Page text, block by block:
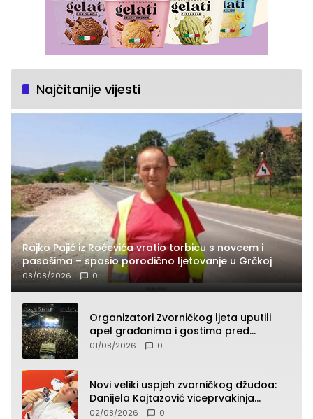
Najčitanije vijesti
Rajko Pajić iz Roćevića vratio torbicu s novcem i
pasošima – spasio porodično ljetovanje u Grčkoj
08/08/2026 0
Organizatori Zvorničkog ljeta uputili
apel građanima i gostima pred
početak koncertnog programa
01/08/2026 0
Novi veliki uspjeh zvorničkog džudoa:
Danijela Kajtazović viceprvakinja
Balkana u seniorskoj konkurenciji
02/08/2026 0